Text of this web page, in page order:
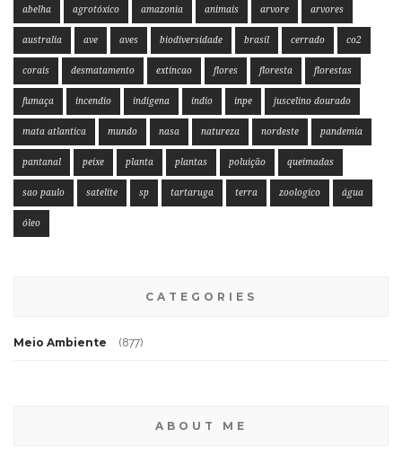
abelha agrotóxico amazonia animais arvore arvores
australia ave aves biodiversidade brasil cerrado co2
corais desmatamento extincao flores floresta florestas
fumaça incendio indigena indio inpe juscelino dourado
mata atlantica mundo nasa natureza nordeste pandemia
pantanal peixe planta plantas poluição queimadas
sao paulo satelite sp tartaruga terra zoologico água
óleo
CATEGORIES
Meio Ambiente (877)
ABOUT ME